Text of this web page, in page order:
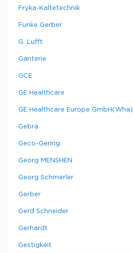
Fryka-Kaltetechnik
Funke Gerber
G. Lufft
Ganterie
GCE
GE Healthcare
GE Healthcare Europe GmbH(Wha)
Gebra
Geco-Gering
Georg MENSHEN
Georg Schmerler
Gerber
Gerd Schneider
Gerhardt
Gestigkeit